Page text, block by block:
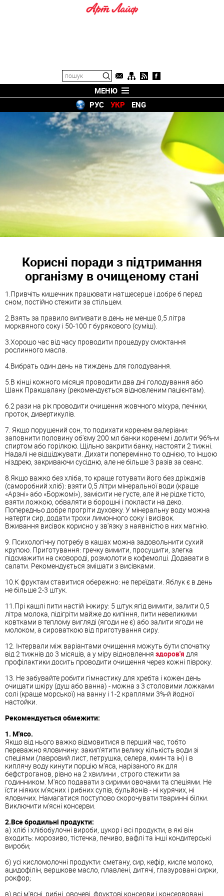
МЕНЮ
РУС
УКР ENG
Корисні поради з підтримання
організму в очищеному стані
1.Привчіть кишечник працювати натщесерце і добре б перед
сном, постійно стежити за стільцем.
2.Взять за правило випивати в день не менше 0,5 літра
морквяного соку і 50-100 г бурякового (суміш).
3.Хорошо час від часу проводити процедуру смоктання
рослинного масла.
4.Вибрать один день на тиждень для голодування.
5.В кінці кожного місяця проводити два дні голодування або
Шанк Пракшалану (рекомендується відновленим пацієнтам).
6.2 рази на рік проводити очищення жовчного міхура, печінки,
проток, дивертикулів.
7. Якщо порушений сон, то подихати коренем валеріани:
заповнити половину об'єму 200 мл банки коренем і долити 96%-м
спиртом або горілкою. Щільно закрити банку, настояти 2 тижні.
Надалі не відціджувати. Дихати поперемінно то однією, то іншою
ніздрею, закриваючи сусідню, але не більше 3 разів за сеанс.
8.Якщо важко без хліба, то краще готувати його без дріжджів
(саморобний хліб): взяти 0,5 літри мінеральної води (краще
«Арзні» або «Боржомі»), замісити не густе, але й не рідке тісто,
взяти ложкою, обваляти в борошні і покласти на деко.
Попередньо добре прогріти духовку. У мінеральну воду можна
натерти сир, додати трохи лимонного соку і висівок.
Вживання висівок корисно у зв'язку з наявністю в них магнію.
9. Психологічну потребу в кашах можна задовольнити сухий
крупою. Приготування: гречку вимити, просушити, злегка
підсмажити на сковороді, розмолоти в кофемолці. Додавати в
салати. Рекомендується змішати з висівками.
10.К фруктам ставитися обережно: не переїдати. Яблук є в день
не більше 2-3 штук.
11.Прі кашлі пити настій інжиру: 5 штук ягід вимити, залити 0,5
літра молока, підігріти майже до кипіння, пити невеликими
ковтками в теплому вигляді (ягоди не є) або залити ягоди не
молоком, а сироваткою від приготування сиру.
12. Інтервали між варіантами очищення можуть бути спочатку
від 2 тижнів до 3 місяців, а у міру відновлення здоров'я для
профілактики досить проводити очищення через кожні півроку.
13. Не забувайте робити гімнастику для хребта і кожен день
очищати шкіру (душ або ванна) - можна з 3 столовими ложками
солі (краще морської) на ванну і 1-2 краплями 3%-й йодної
настойки.
Рекомендується обмежити:
1. М'ясо.
Якщо від нього важко відмовитися в перший час, тобто
переважно яловичину: закип'ятити велику кількість води зі
спеціями (лавровий лист, петрушка, селера, кмин та ін) і в
киплячу воду кинути порцію м'яса, нарізаного як для
бефстроганов, рівно на 2 хвилини , строго стежити за
годинником. М'ясо подавати з сирими овочами та спеціями. Не
їсти ніяких м'ясних і рибних супів, бульйонів - ні курячих, ні
яловичих. Намагатися поступово скорочувати тваринні білки.
Виключити м'ясні консерви.
2.Все бродильні продукти:
а) хліб і хлібобулочні вироби, цукор і всі продукти, в які він
входить: морозиво, тістечка, печиво, вафлі та інші кондитерські
вироби;
б) усі кисломолочні продукти: сметану, сир, кефір, кисле молоко,
ацидофілін, вершкове масло, плавлені, дитячі, глазуровані сирки,
рокфор;
в) всі м'ясні, рибні, овочеві, фруктові консерви і консервовані